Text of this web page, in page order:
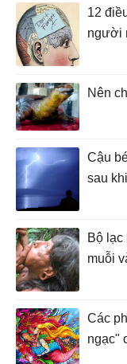
12
người
Nên
Cậu
sau
Bộ
muỗi
Các
ngạc"